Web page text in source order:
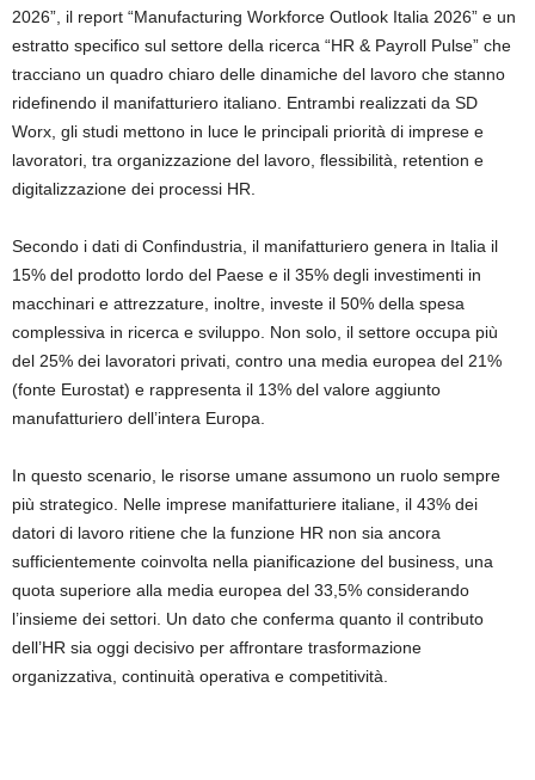
2026”, il report “Manufacturing Workforce Outlook Italia 2026” e un
estratto specifico sul settore della ricerca “HR & Payroll Pulse” che
tracciano un quadro chiaro delle dinamiche del lavoro che stanno
ridefinendo il manifatturiero italiano. Entrambi realizzati da SD
Worx, gli studi mettono in luce le principali priorità di imprese e
lavoratori, tra organizzazione del lavoro, flessibilità, retention e
digitalizzazione dei processi HR.
Secondo i dati di Confindustria, il manifatturiero genera in Italia il
15% del prodotto lordo del Paese e il 35% degli investimenti in
macchinari e attrezzature, inoltre, investe il 50% della spesa
complessiva in ricerca e sviluppo. Non solo, il settore occupa più
del 25% dei lavoratori privati, contro una media europea del 21%
(fonte Eurostat) e rappresenta il 13% del valore aggiunto
manufatturiero dell’intera Europa.
In questo scenario, le risorse umane assumono un ruolo sempre
più strategico. Nelle imprese manifatturiere italiane, il 43% dei
datori di lavoro ritiene che la funzione HR non sia ancora
sufficientemente coinvolta nella pianificazione del business, una
quota superiore alla media europea del 33,5% considerando
l’insieme dei settori. Un dato che conferma quanto il contributo
dell’HR sia oggi decisivo per affrontare trasformazione
organizzativa, continuità operativa e competitività.